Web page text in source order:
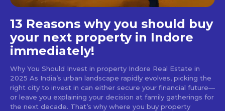
13 Reasons why you should buy
your next property in Indore
immediately!
Why You Should Invest in property Indore Real Estate in
2025 As India’s urban landscape rapidly evolves, picking the
right city to invest in can either secure your financial future—
or leave you explaining your decision at family gatherings for
the next decade. That’s why where you buy property